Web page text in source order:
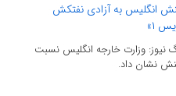
انگلیس به آزادی نفتکش
۱»
نیوز: وزارت خارجه انگلیس نسبت